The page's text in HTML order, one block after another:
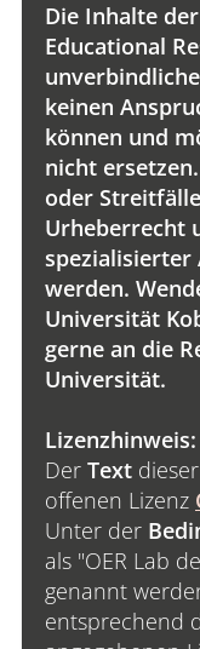
Die Inhalte
Educational
keinen
können und
nicht
oder
Urheberrecht
spezialisierter
werden.
Universität
gerne an die
Universität.
Lizenzhinweis:
Der Text
offenen Lizenz
Unter der
als "OER Lab
genannt
entsprechend